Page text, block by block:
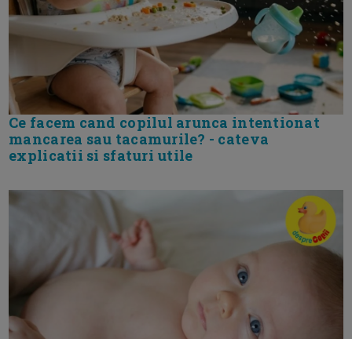
Ce facem cand copilul arunca intentionat
mancarea sau tacamurile? - cateva
explicatii si sfaturi utile